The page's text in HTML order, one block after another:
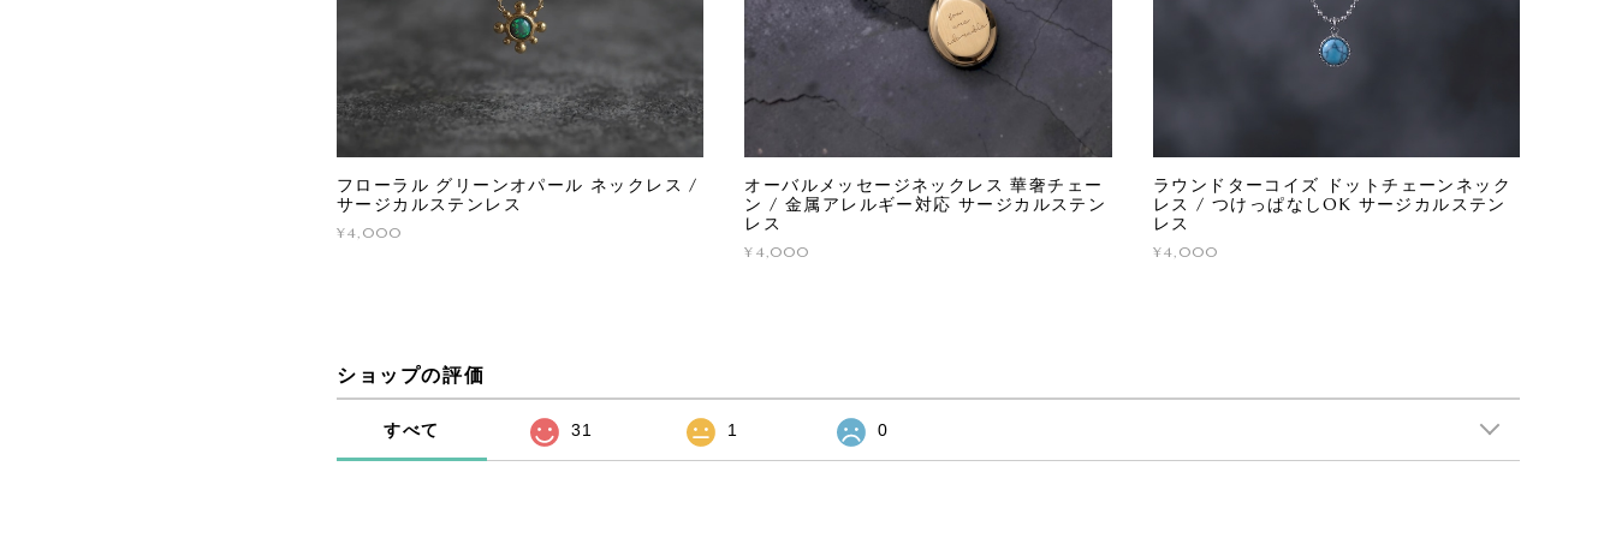
フローラル グリーンオパール ネックレス /
サージカルステンレス
¥4,000
オーバルメッセージネックレス 華奢チェー
ン / 金属アレルギー対応 サージカルステン
レス
¥4,000
ラウンドターコイズ ドットチェーンネック
レス / つけっぱなしOK サージカルステン
レス
¥4,000
ショップの評価
すべて 31 1 0